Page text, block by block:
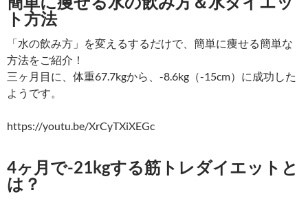
ト方法
「水の飲み方」を変えるするだけで、簡単に痩せる簡単な
方法をご紹介！
三ヶ月目に、体重67.7kgから、-8.6kg（-15cm）に成功した
ようです。
https://youtu.be/XrCyTXiXEGc
4ヶ月で-21kgする筋トレダイエットと
は？